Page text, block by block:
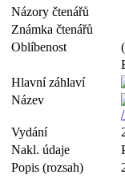
Názory čtenářů
Známka čtenářů
Oblíbenost
Hlavní záhlaví
Název
Vydání
Nakl. údaje
Popis (rozsah)